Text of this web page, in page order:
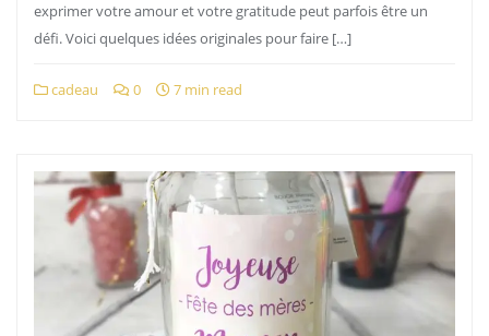
exprimer votre amour et votre gratitude peut parfois être un
défi. Voici quelques idées originales pour faire […]
cadeau 0 7 min read